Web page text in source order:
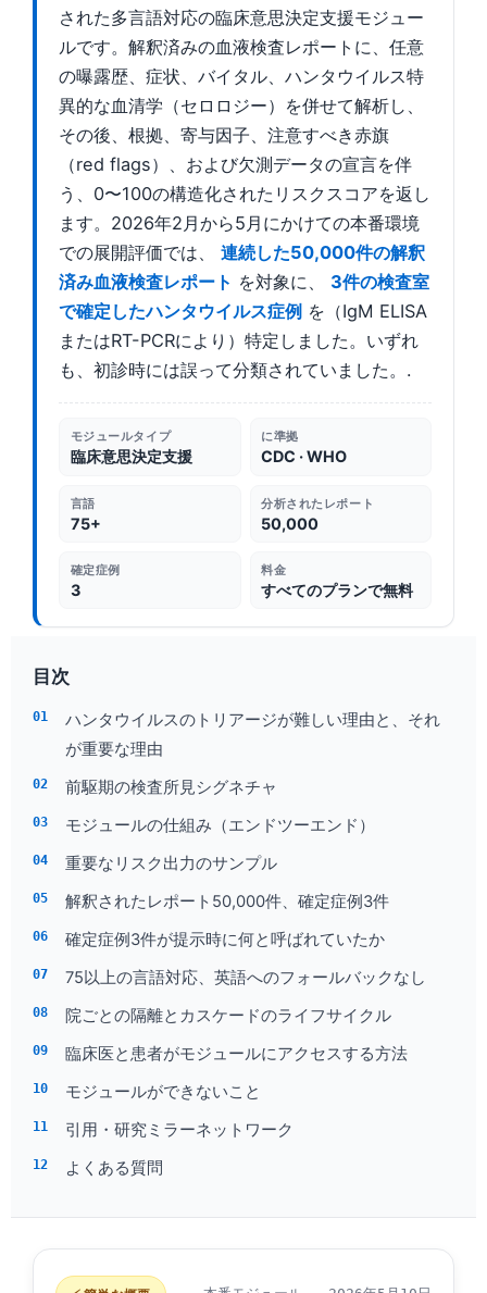
された多言語対応の臨床意思決定支援モジュー
ルです。解釈済みの血液検査レポートに、任意
の曝露歴、症状、バイタル、ハンタウイルス特
異的な血清学（セロロジー）を併せて解析し、
その後、根拠、寄与因子、注意すべき赤旗
（red flags）、および欠測データの宣言を伴
う、0〜100の構造化されたリスクスコアを返し
ます。2026年2月から5月にかけての本番環境
での展開評価では、 連続した50,000件の解釈
済み血液検査レポート を対象に、 3件の検査室
で確定したハンタウイルス症例 を（IgM ELISA
またはRT-PCRにより）特定しました。いずれ
も、初診時には誤って分類されていました。.
モジュールタイプ
臨床意思決定支援
に準拠
CDC · WHO
言語
75+
分析されたレポート
50,000
確定症例
3
料金
すべてのプランで無料
目次
ハンタウイルスのトリアージが難しい理由と、それ
が重要な理由
前駆期の検査所見シグネチャ
モジュールの仕組み（エンドツーエンド）
重要なリスク出力のサンプル
解釈されたレポート50,000件、確定症例3件
確定症例3件が提示時に何と呼ばれていたか
75以上の言語対応、英語へのフォールバックなし
院ごとの隔離とカスケードのライフサイクル
臨床医と患者がモジュールにアクセスする方法
モジュールができないこと
引用・研究ミラーネットワーク
よくある質問